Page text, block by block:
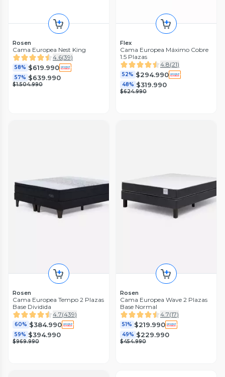
Rosen
Cama Europea Nest King
4.6(39)
58% $619.990
57% $639.990
$1.504.990
Flex
Cama Europea Máximo Cobre
1.5 Plazas
4.8(21)
52% $294.990
48% $319.990
$624.990
Rosen
Cama Europea Tempo 2 Plazas
Base Dividida
4.7(439)
60% $384.990
59% $394.990
$969.990
Rosen
Cama Europea Wave 2 Plazas
Base Normal
4.7(17)
51% $219.990
49% $229.990
$454.990